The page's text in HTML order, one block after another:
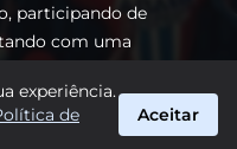
participando de
com uma
o caminho do Vasco
experiência.
de
Aceitar